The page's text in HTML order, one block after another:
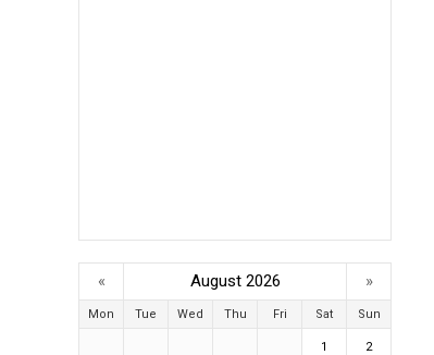
« August 2026 »
Mon Tue Wed Thu Fri Sat Sun
1 2